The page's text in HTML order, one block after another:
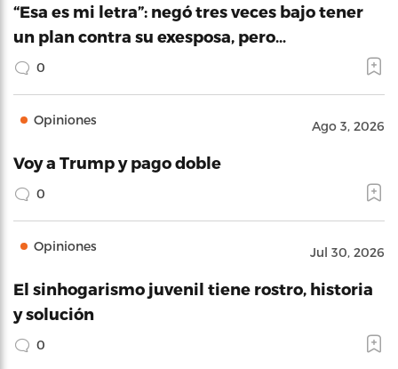
“Esa es mi letra”: negó tres veces bajo tener
un plan contra su exesposa, pero…
0
Opiniones Ago 3, 2026
Voy a Trump y pago doble
0
Opiniones Jul 30, 2026
El sinhogarismo juvenil tiene rostro, historia
y solución
0